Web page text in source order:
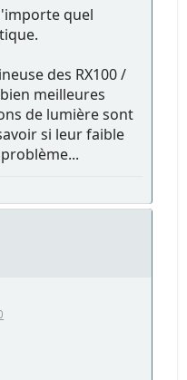
quel
des RX100 /
meilleures
de lumière sont
si leur faible